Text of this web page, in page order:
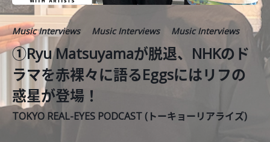
Music Interviews Music Interviews Music Interviews
①Ryu Matsuyamaが脱退、NHKのド
ラマを赤裸々に語るEggsにはリフの
惑星が登場！
TOKYO REAL-EYES PODCAST (トーキョーリアライズ)